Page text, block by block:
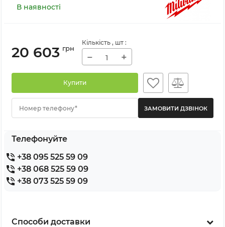
В наявності
20 603 грн
Кількість , шт :
− +
Купити
Номер телефону*
Телефонуйте
+38 095 525 59 09
+38 068 525 59 09
+38 073 525 59 09
Способи доставки